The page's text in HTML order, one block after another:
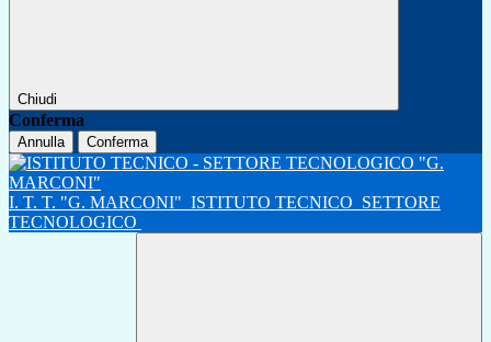
Chiudi
Conferma
Annulla Conferma
I. T. T. "G. MARCONI" ISTITUTO TECNICO SETTORE
TECNOLOGICO